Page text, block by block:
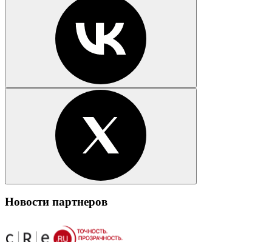
Новости партнеров